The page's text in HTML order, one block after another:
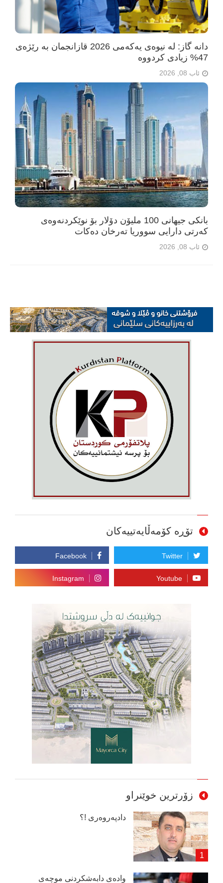
دانە گاز: لە نیوەی یەکەمی 2026 قازانجمان بە رێژەی
47% زیادی کردووە
ئاب 08, 2026
بانکی جیهانی 100 ملیۆن دۆلار بۆ نوێکردنەوەی
کەرتی دارایی سووریا تەرخان دەکات
ئاب 08, 2026
تۆڕە کۆمەڵایەتییەکان
زۆرترین خوێنراو
دادپەروەری !؟
وادەی دابەشكردنی موچەی